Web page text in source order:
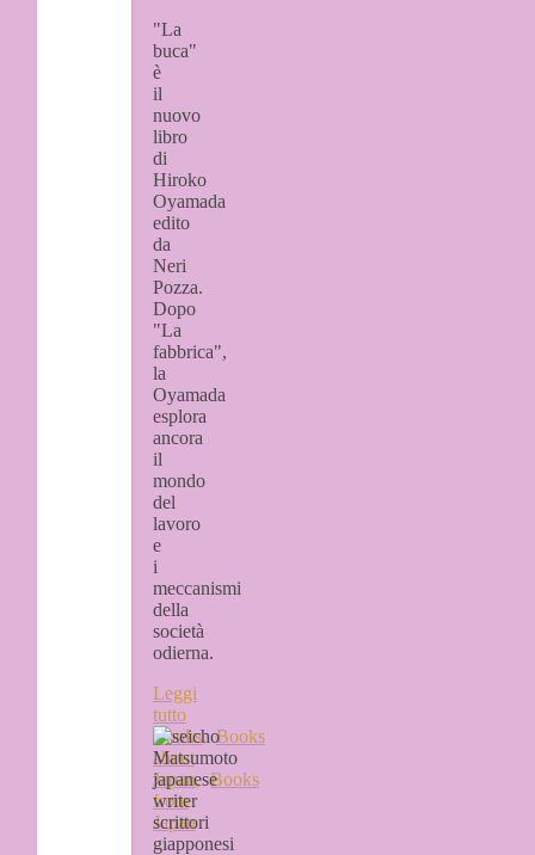
"La
buca"
è
il
nuovo
libro
di
Hiroko
Oyamada
edito
da
Neri
Pozza.
Dopo
"La
fabbrica",
la
Oyamada
esplora
ancora
il
mondo
del
lavoro
e
i
meccanismi
della
società
odierna.
Leggi
tutto
Books,Books
about
Japan,Books
from
Japan